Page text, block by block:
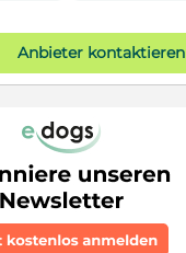
Anbieter kontaktieren